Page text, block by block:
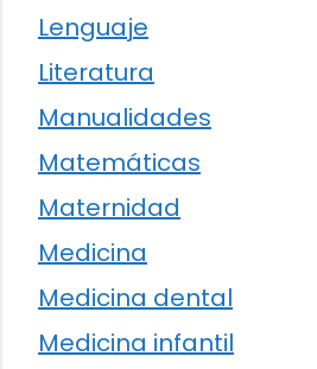
Lenguaje
Literatura
Manualidades
Matemáticas
Maternidad
Medicina
Medicina dental
Medicina infantil